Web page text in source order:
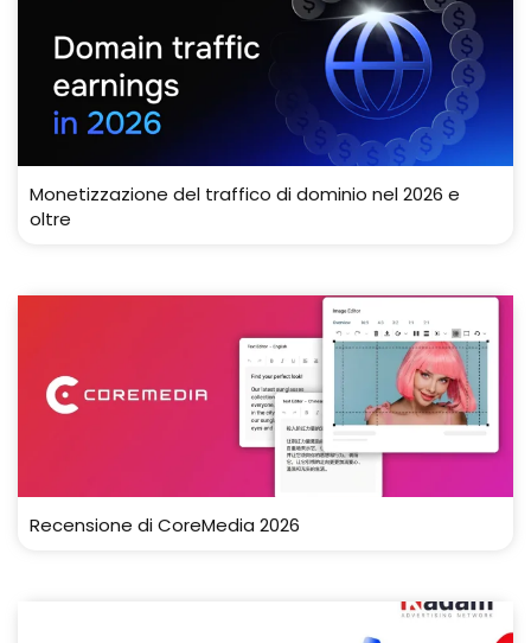
Monetizzazione del traffico di dominio nel 2026 e
oltre
Recensione di CoreMedia 2026